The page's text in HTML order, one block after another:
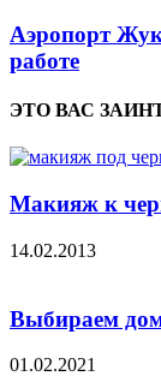
Аэропорт
работе
ЭТО ВАС
Макияж к
14.02.2013
Выбираем
01.02.2021